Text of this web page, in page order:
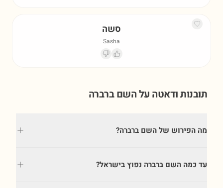
סשה
Sasha
תובנות ודאטה על השםברברה
מה הפירוש של השם ברברה?
עד כמה השם ברברה נפוץ בישראל?